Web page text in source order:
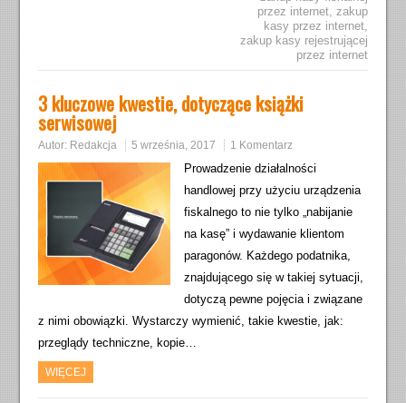
przez internet, zakup
kasy przez internet,
zakup kasy rejestrującej
przez internet
3 kluczowe kwestie, dotyczące książki
serwisowej
Autor: Redakcja 5 września, 2017 1 Komentarz
Prowadzenie działalności
handlowej przy użyciu urządzenia
fiskalnego to nie tylko „nabijanie
na kasę” i wydawanie klientom
paragonów. Każdego podatnika,
znajdującego się w takiej sytuacji,
dotyczą pewne pojęcia i związane
z nimi obowiązki. Wystarczy wymienić, takie kwestie, jak:
przeglądy techniczne, kopie…
WIĘCEJ